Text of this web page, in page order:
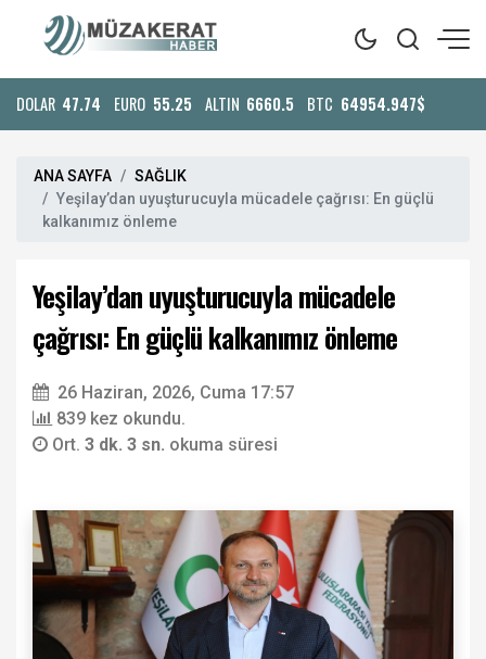
DOLAR 47.74 EURO 55.25 ALTIN 6660.5 BTC 64954.947$
ANA SAYFA
SAĞLIK
Yeşilay’dan uyuşturucuyla mücadele çağrısı: En güçlü
kalkanımız önleme
Yeşilay’dan uyuşturucuyla mücadele
çağrısı: En güçlü kalkanımız önleme
26 Haziran, 2026, Cuma 17:57
839 kez okundu.
Ort. 3 dk. 3 sn. okuma süresi